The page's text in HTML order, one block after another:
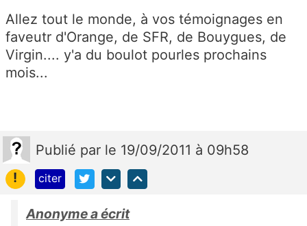
Allez tout le monde, à vos témoignages en
faveutr d'Orange, de SFR, de Bouygues, de
Virgin.... y'a du boulot pourles prochains
mois...
Publié par le 19/09/2011 à 09h58
!
citer
Anonyme a écrit